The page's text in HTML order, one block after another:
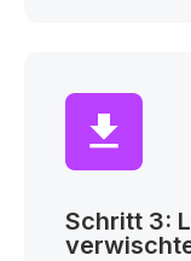
Schritt 3: